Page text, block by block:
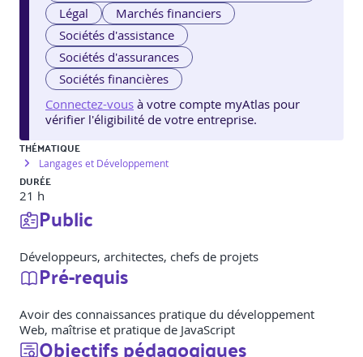
Légal
Marchés financiers
Sociétés d'assistance
Sociétés d'assurances
Sociétés financières
Connectez-vous à votre compte myAtlas pour
vérifier l'éligibilité de votre entreprise.
THÉMATIQUE
Langages et Développement
DURÉE
21 h
Public
Développeurs, architectes, chefs de projets
Pré-requis
Avoir des connaissances pratique du développement
Web, maîtrise et pratique de JavaScript
Objectifs pédagogiques